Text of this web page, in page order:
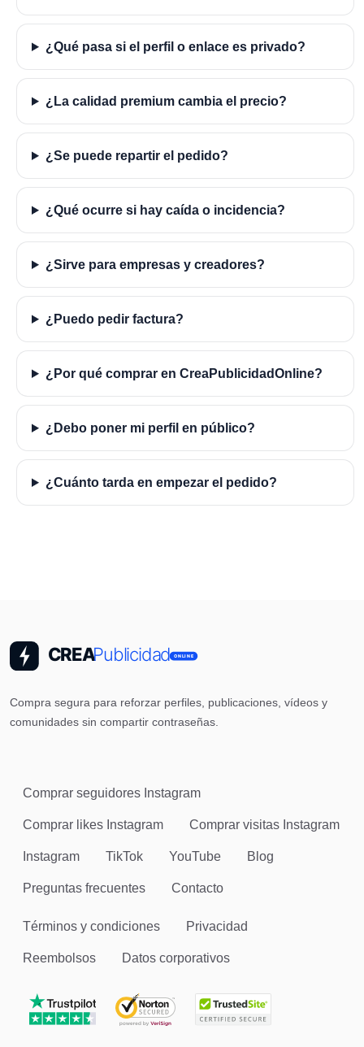
¿Qué pasa si el perfil o enlace es privado?
¿La calidad premium cambia el precio?
¿Se puede repartir el pedido?
¿Qué ocurre si hay caída o incidencia?
¿Sirve para empresas y creadores?
¿Puedo pedir factura?
¿Por qué comprar en CreaPublicidadOnline?
¿Debo poner mi perfil en público?
¿Cuánto tarda en empezar el pedido?
Compra segura para reforzar perfiles, publicaciones, vídeos y
comunidades sin compartir contraseñas.
Comprar seguidores Instagram
Comprar likes Instagram Comprar visitas Instagram
Instagram TikTok YouTube Blog
Preguntas frecuentes Contacto
Términos y condiciones Privacidad
Reembolsos Datos corporativos